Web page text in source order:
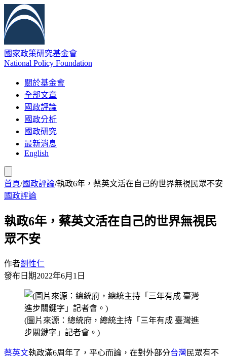
國家政策研究基金會
National Policy Foundation
關於基金會
全部文章
國政評論
國政分析
國政研究
最新消息
English
首頁/國政評論/執政6年，蔡英文活在自己的世界無視民眾不安
國政評論
執政6年，蔡英文活在自己的世界無視民
眾不安
作者劉性仁
發布日期2022年6月1日
(圖片來源：總統府，總統主持「三年有成 臺灣進
步關鍵字」記者會。)
蔡英文執政滿6周年了，平心而論，在對外部分台灣 民眾有不